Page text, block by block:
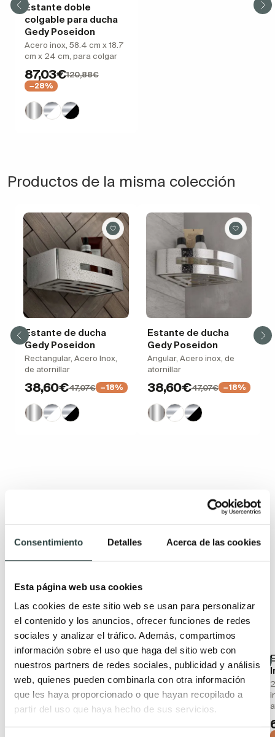
Consentimiento Detalles Acerca de las cookies
Esta página web usa cookies
Las cookies de este sitio web se usan para personalizar
el contenido y los anuncios, ofrecer funciones de redes
sociales y analizar el tráfico. Además, compartimos
información sobre el uso que haga del sitio web con
nuestros partners de redes sociales, publicidad y análisis
web, quienes pueden combinarla con otra información
que les haya proporcionado o que hayan recopilado a
partir del uso que haya hecho de sus servicios.
Estante doble
colgable para ducha
Gedy Poseidon
Acero inox, 58.4 cm x 18.7
cm x 24 cm, para colgar
87,03€120,88€
−28%
Productos de la misma colección
Estante de ducha
Gedy Poseidon
Rectangular, Acero Inox,
de atornillar
38,60€47,07€ −18%
Estante de ducha
Gedy Poseidon
Angular, Acero inox, de
atornillar
38,60€47,07€ −18%
Rectangular de
28x11x10.5cm negro mate
de PVC
19,97€33,29€ −40%
(5)
Cesta Imex de baño
Rectangular blanco mate
de 28x11x10.5cm de PVC
con tornillos
19,97€ 33,29€
(1)